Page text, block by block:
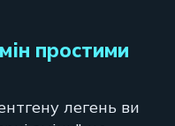
простими
легень ви